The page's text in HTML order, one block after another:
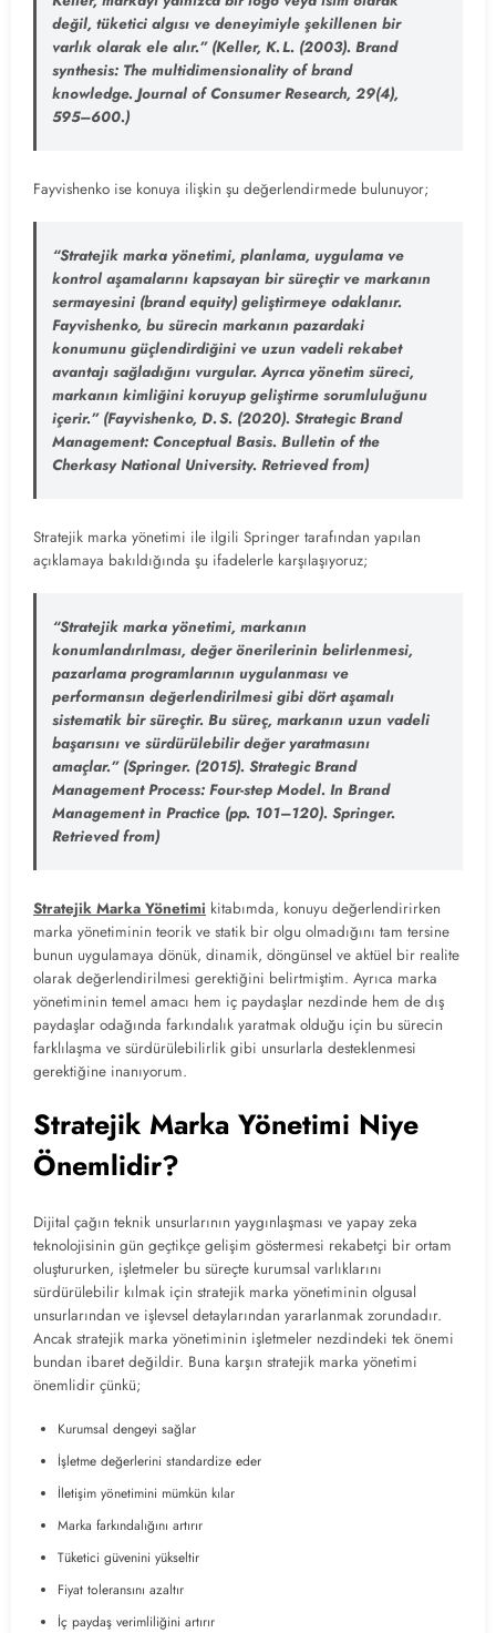
değil, tüketici algısı ve deneyimiyle şekillenen bir
varlık olarak ele alır.” (Keller, K. L. (2003). Brand
synthesis: The multidimensionality of brand
knowledge. Journal of Consumer Research, 29(4),
595–600.)
Fayvishenko ise konuya ilişkin şu değerlendirmede bulunuyor;
“Stratejik marka yönetimi, planlama, uygulama ve
kontrol aşamalarını kapsayan bir süreçtir ve markanın
sermayesini (brand equity) geliştirmeye odaklanır.
Fayvishenko, bu sürecin markanın pazardaki
konumunu güçlendirdiğini ve uzun vadeli rekabet
avantajı sağladığını vurgular. Ayrıca yönetim süreci,
markanın kimliğini koruyup geliştirme sorumluluğunu
içerir.” (Fayvishenko, D. S. (2020). Strategic Brand
Management: Conceptual Basis. Bulletin of the
Cherkasy National University. Retrieved from)
Stratejik marka yönetimi ile ilgili Springer tarafından yapılan
açıklamaya bakıldığında şu ifadelerle karşılaşıyoruz;
“Stratejik marka yönetimi, markanın
konumlandırılması, değer önerilerinin belirlenmesi,
pazarlama programlarının uygulanması ve
performansın değerlendirilmesi gibi dört aşamalı
sistematik bir süreçtir. Bu süreç, markanın uzun vadeli
başarısını ve sürdürülebilir değer yaratmasını
amaçlar.” (Springer. (2015). Strategic Brand
Management Process: Four-step Model. In Brand
Management in Practice (pp. 101–120). Springer.
Retrieved from)
Stratejik Marka Yönetimi kitabımda, konuyu değerlendirirken
marka yönetiminin teorik ve statik bir olgu olmadığını tam tersine
bunun uygulamaya dönük, dinamik, döngünsel ve aktüel bir realite
olarak değerlendirilmesi gerektiğini belirtmiştim. Ayrıca marka
yönetiminin temel amacı hem iç paydaşlar nezdinde hem de dış
paydaşlar odağında farkındalık yaratmak olduğu için bu sürecin
farklılaşma ve sürdürülebilirlik gibi unsurlarla desteklenmesi
gerektiğine inanıyorum.
Stratejik Marka Yönetimi Niye
Önemlidir?
Dijital çağın teknik unsurlarının yaygınlaşması ve yapay zeka
teknolojisinin gün geçtikçe gelişim göstermesi rekabetçi bir ortam
oluştururken, işletmeler bu süreçte kurumsal varlıklarını
sürdürülebilir kılmak için stratejik marka yönetiminin olgusal
unsurlarından ve işlevsel detaylarından yararlanmak zorundadır.
Ancak stratejik marka yönetiminin işletmeler nezdindeki tek önemi
bundan ibaret değildir. Buna karşın stratejik marka yönetimi
önemlidir çünkü;
Kurumsal dengeyi sağlar
İşletme değerlerini standardize eder
İletişim yönetimini mümkün kılar
Marka farkındalığını artırır
Tüketici güvenini yükseltir
Fiyat toleransını azaltır
İç paydaş verimliliğini artırır